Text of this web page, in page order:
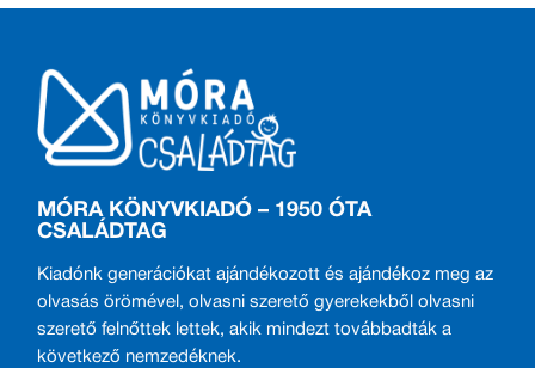
MÓRA KÖNYVKIADÓ – 1950 ÓTA
CSALÁDTAG
Kiadónk generációkat ajándékozott és ajándékoz meg az
olvasás örömével, olvasni szerető gyerekekből olvasni
szerető felnőttek lettek, akik mindezt továbbadták a
következő nemzedéknek.